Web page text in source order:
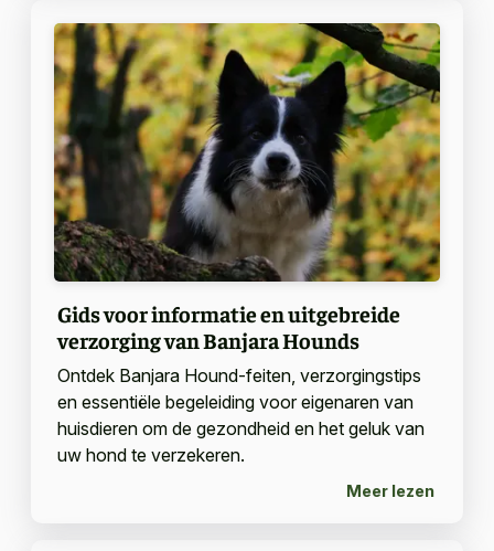
Gids voor informatie en uitgebreide
verzorging van Banjara Hounds
Ontdek Banjara Hound-feiten, verzorgingstips
en essentiële begeleiding voor eigenaren van
huisdieren om de gezondheid en het geluk van
uw hond te verzekeren.
Meer lezen